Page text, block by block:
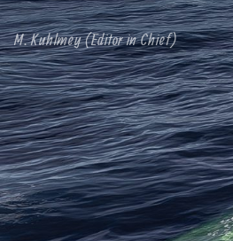
M. Kuhlmey (Editor in Chief)